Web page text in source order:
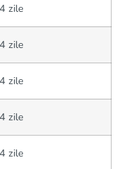
zile
zile
zile
zile
zile